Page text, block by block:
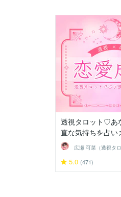
透視タロット♡あ
直な気持ちを占い
5.0 (471)